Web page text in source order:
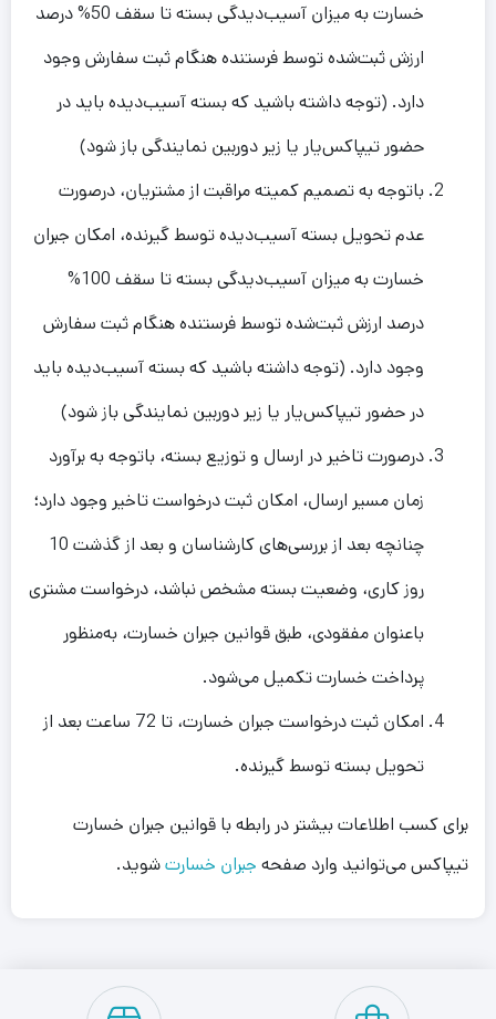
خسارت به میزان آسیب‌دیدگی بسته تا سقف 50% درصد
ارزش ثبت‌شده توسط فرستنده هنگام ثبت سفارش وجود
دارد. (توجه داشته باشید که بسته آسیب‌دیده باید در
حضور تیپاکس‌یار یا زیر دوربین نمایندگی باز شود)
باتوجه به تصمیم کمیته مراقبت از مشتریان، درصورت
عدم تحویل بسته آسیب‌دیده توسط گیرنده، امکان جبران
خسارت به میزان آسیب‌دیدگی بسته تا سقف 100%
درصد ارزش ثبت‌شده توسط فرستنده هنگام ثبت سفارش
وجود دارد. (توجه داشته باشید که بسته آسیب‌دیده باید
در حضور تیپاکس‌یار یا زیر دوربین نمایندگی باز شود)
درصورت تاخیر در ارسال و توزیع بسته، باتوجه به برآورد
زمان مسیر ارسال، امکان ثبت درخواست تاخیر وجود دارد؛
چنانچه بعد از بررسی‌های کارشناسان و بعد از گذشت 10
روز کاری، وضعیت بسته مشخص نباشد، درخواست مشتری
با‌عنوان مفقودی، طبق قوانین جبران خسارت، به‌منظور
پرداخت خسارت تکمیل می‌شود.
امکان ثبت درخواست جبران خسارت، تا 72 ساعت بعد از
تحویل بسته توسط گیرنده.
برای کسب اطلاعات بیشتر در رابطه با قوانین جبران خسارت
تیپاکس می‌توانید وارد صفحه جبران خسارتشوید.